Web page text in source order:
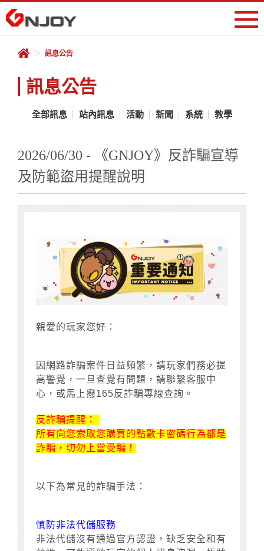
儲值專區
序號兌換
線上商城
RO宇宙
＞ 訊息公告
訊息公告
全部訊息 站內訊息 活動 新聞 系統 教學
2026/06/30 - 《GNJOY》反詐騙宣導
及防範盜用提醒說明
親愛的玩家您好：
因網路詐騙案件日益頻繁，請玩家們務必提
高警覺，一旦查覺有問題，請聯繫客服中
心，或馬上撥165反詐騙專線查詢。
反詐騙提醒：
所有向您索取您購買的點數卡密碼行為都是
詐騙，切勿上當受騙！
以下為常見的詐騙手法：
慎防非法代儲服務
非法代儲沒有通過官方認證，缺乏安全和有